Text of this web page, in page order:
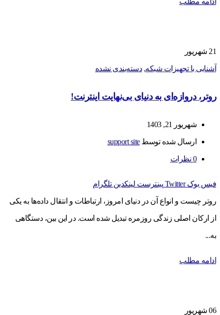
21 شهریور
آشنایی با تجهیزات شبکه,دسته‌بندی نشده
روتر، دروازه‌ای به دنیای بی‌نهایت اینترنت!
شهریور 21, 1403
ارسال شده توسطsupport site
0 نظرات
فیس بوک Twitter پینترست لینکدین تلگرام
روتر چیست و انواع آن در دنیای امروز، ارتباطات و انتقال داده‌ها به یکی
از ارکان اصلی زندگی روزمره تبدیل شده است. در این بین، دستگاهی
به...
ادامه مطلب
06 شهریور